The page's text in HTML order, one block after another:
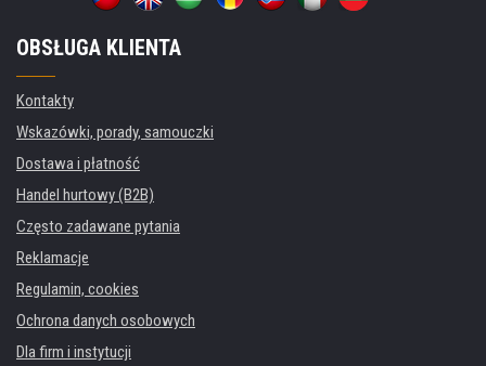
OBSŁUGA KLIENTA
Kontakty
Wskazówki, porady, samouczki
Dostawa i płatność
Handel hurtowy (B2B)
Często zadawane pytania
Reklamacje
Regulamin, cookies
Ochrona danych osobowych
Dla firm i instytucji